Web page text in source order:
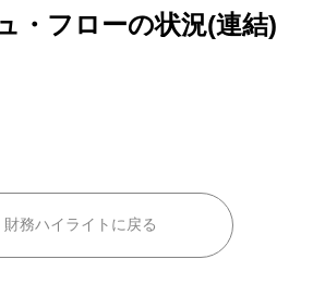
・フローの状況(連結)
財務ハイライトに戻る